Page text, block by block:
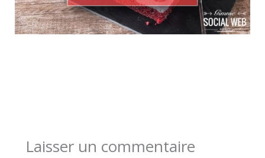
Laisser un commentaire